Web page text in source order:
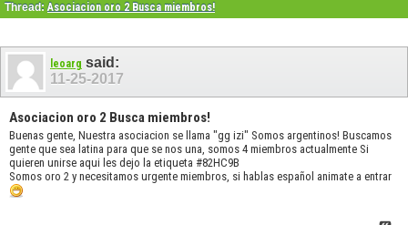
Thread:Asociacion oro 2 Busca miembros!
leoarg said:
11-25-2017
Asociacion oro 2 Busca miembros!
Buenas gente, Nuestra asociacion se llama "gg izi" Somos argentinos! Buscamos
gente que sea latina para que se nos una, somos 4 miembros actualmente Si
quieren unirse aqui les dejo la etiqueta #82HC9B
Somos oro 2 y necesitamos urgente miembros, si hablas español animate a entrar